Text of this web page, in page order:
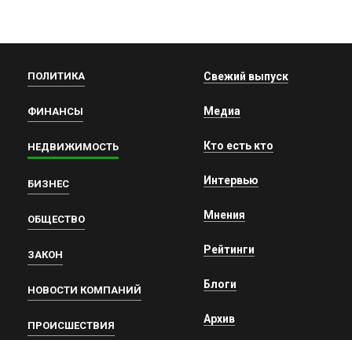
ПОЛИТИКА
ФИНАНСЫ
НЕДВИЖИМОСТЬ
БИЗНЕС
ОБЩЕСТВО
ЗАКОН
НОВОСТИ КОМПАНИЙ
ПРОИСШЕСТВИЯ
Свежий выпуск
Медиа
Кто есть кто
Интервью
Мнения
Рейтинги
Блоги
Архив